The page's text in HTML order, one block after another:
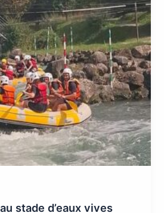
stade d’eaux vives